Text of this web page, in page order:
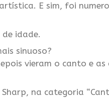
E sim, foi
de idade.
sinuoso?
vieram o canto e as
na categoria